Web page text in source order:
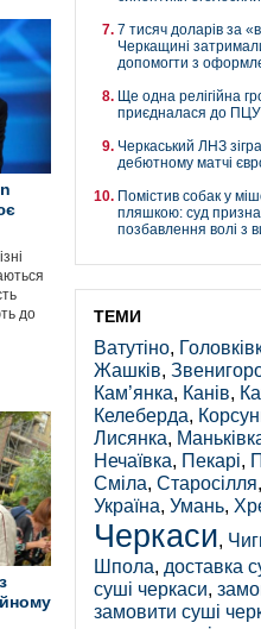
до
7 тисяч доларів за
Черкащині
допомогти з
Ще одна релігійна
приєдналася до ПЦУ
Черкаський ЛНЗ
дебютному матчі
Помістив собак у
пляшкою: суд
позбавлення волі з
ТЕМИ
Ватутіно,
Жашків,
Кам’янка, Канів,
Келеберда,
Лисянка,
Нечаївка, Пекарі,
Сміла, Старосілля,
Україна, Умань,
Черкаси,
Шпола, доставка
суші черкаси,
замовити суші